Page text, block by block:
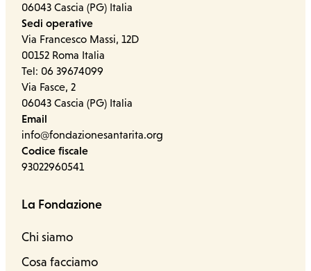
06043 Cascia (PG) Italia
Sedi operative
Via Francesco Massi, 12D
00152 Roma Italia
Tel: 06 39674099
Via Fasce, 2
06043 Cascia (PG) Italia
Email
info@fondazionesantarita.org
Codice fiscale
93022960541
La Fondazione
Chi siamo
Cosa facciamo